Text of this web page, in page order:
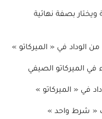
ويختار بصفة نهائية
الوداد في « الميركاتو »
الميركاتو الصيفي
في « الميركاتو »
« شرط واحد »